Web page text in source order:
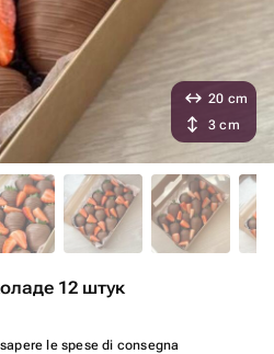
12 штук
le spese di consegna
20 cm
3 cm